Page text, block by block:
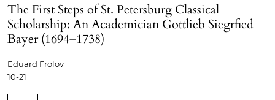
The First Steps of St. Petersburg Classical
Scholarship: An Academician Gottlieb Siegrfied
Bayer (1694–1738)
Eduard Frolov
10-21